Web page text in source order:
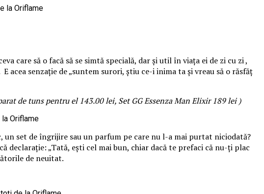
care să o facă să se simtă specială, dar și util în viața ei de zi cu zi ,
senzație de „suntem surori, știu ce-i inima ta și vreau să o răsfăț
de tuns pentru el 143.00 lei, Set GG Essenza Man Elixir 189 lei )
set de îngrijire sau un parfum pe care nu l-a mai purtat niciodată?
declarație: „Tată, ești cel mai bun, chiar dacă te prefaci că nu-ți plac
de neuitat.